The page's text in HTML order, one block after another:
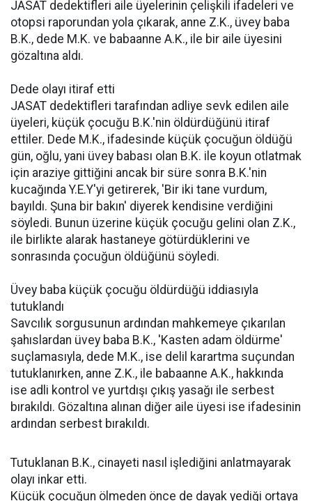
JASAT dedektifleri aile üyelerinin çelişkili ifadeleri ve
otopsi raporundan yola çıkarak, anne Z.K., üvey baba
B.K., dede M.K. ve babaanne A.K., ile bir aile üyesini
gözaltına aldı.
Dede olayı itiraf etti
JASAT dedektifleri tarafından adliye sevk edilen aile
üyeleri, küçük çocuğu B.K.'nin öldürdüğünü itiraf
ettiler. Dede M.K., ifadesinde küçük çocuğun öldüğü
gün, oğlu, yani üvey babası olan B.K. ile koyun otlatmak
için araziye gittiğini ancak bir süre sonra B.K.'nin
kucağında Y.E.Y'yi getirerek, 'Bir iki tane vurdum,
bayıldı. Şuna bir bakın' diyerek kendisine verdiğini
söyledi. Bunun üzerine küçük çocuğu gelini olan Z.K.,
ile birlikte alarak hastaneye götürdüklerini ve
sonrasında çocuğun öldüğünü söyledi.
Üvey baba küçük çocuğu öldürdüğü iddiasıyla
tutuklandı
Savcılık sorgusunun ardından mahkemeye çıkarılan
şahıslardan üvey baba B.K., 'Kasten adam öldürme'
suçlamasıyla, dede M.K., ise delil karartma suçundan
tutuklanırken, anne Z.K., ile babaanne A.K., hakkında
ise adli kontrol ve yurtdışı çıkış yasağı ile serbest
bırakıldı. Gözaltına alınan diğer aile üyesi ise ifadesinin
ardından serbest bırakıldı.
Tutuklanan B.K., cinayeti nasıl işlediğini anlatmayarak
olayı inkar etti.
Küçük çocuğun ölmeden önce de dayak yediği ortaya